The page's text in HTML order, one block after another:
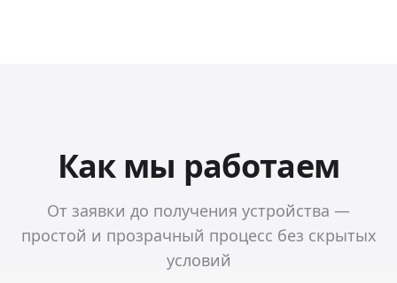
Как мы работаем
От заявки до получения устройства —
простой и прозрачный процесс без скрытых
условий